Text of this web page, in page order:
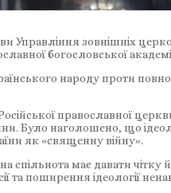
Управління зовнішніх
богословської
народу проти
православної
Було наголошено, що
як «священну війну».
має давати
та поширення ідеології